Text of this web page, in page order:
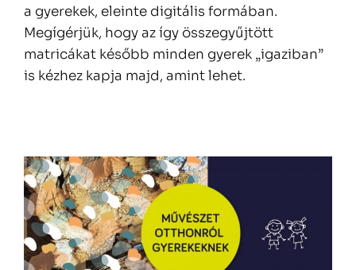
a gyerekek, eleinte digitális formában.
Megígérjük, hogy az így összegyűjtött
matricákat később minden gyerek „igaziban”
is kézhez kapja majd, amint lehet.